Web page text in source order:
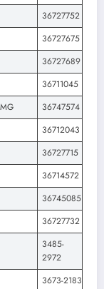
36727752
36727675
36727689
36711045
36747574
36712043
36727715
36714572
36745085
36727732
3485-
2972
3673-2183